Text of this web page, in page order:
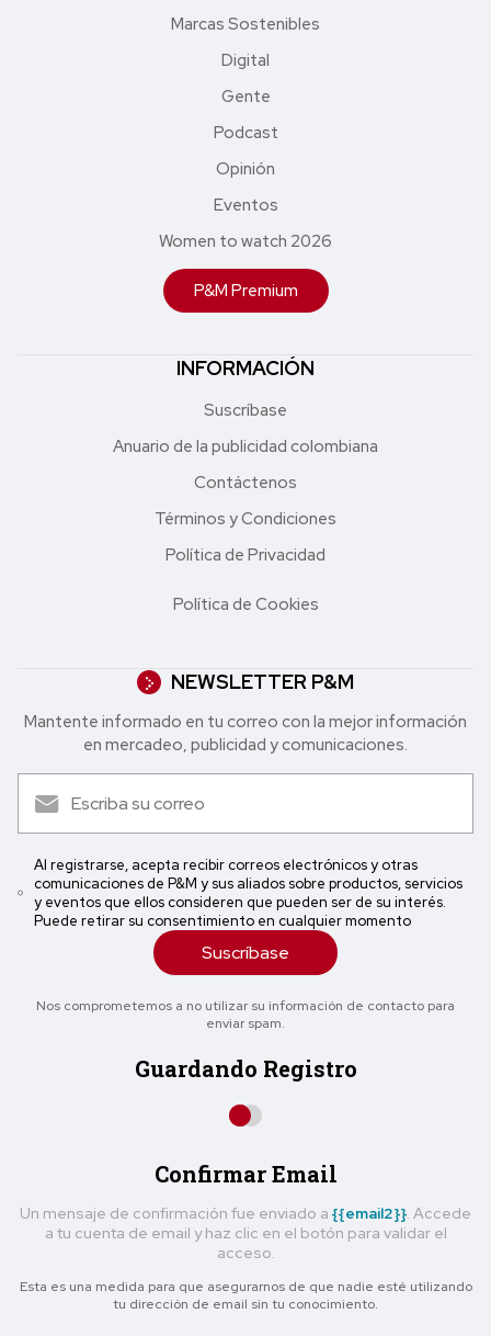
Marcas Sostenibles
Digital
Gente
Podcast
Opinión
Eventos
Women to watch 2026
P&M Premium
INFORMACIÓN
Suscríbase
Anuario de la publicidad colombiana
Contáctenos
Términos y Condiciones
Política de Privacidad
Política de Cookies
NEWSLETTER P&M
Mantente informado en tu correo con la mejor in formación
en mercadeo, publicidad y comunicaciones.
Al registrarse, acepta recibir correos electrónicos y otras
comunicaciones de P&M y sus aliados sobre productos, servicios
y eventos que ellos consideren que pueden ser de su interés.
Puede retirar su consentimiento en cualquier momento
Suscríbase
Nos comprometemos a no utilizar su información de contacto para
enviar spam.
Guardando Registro
Confirmar Email
Un mensaje de confirmación fue enviado a {{email2}}. Accede
a tu cuenta de email y haz clic en el botón para validar el
acceso.
Esta es una medida para que asegurarnos de que nadie esté utilizando
tu dirección de email sin tu conocimiento.